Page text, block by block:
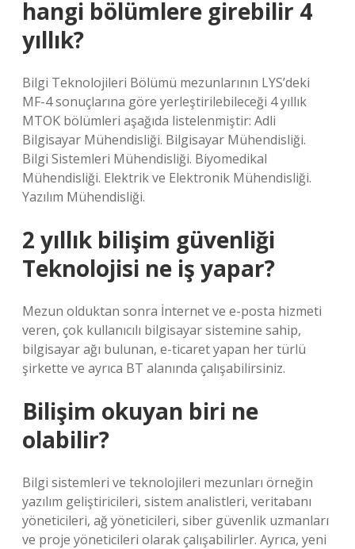
hangi bölümlere girebilir 4
yıllık?
Bilgi Teknolojileri Bölümü mezunlarının LYS’deki
MF-4 sonuçlarına göre yerleştirilebileceği 4 yıllık
MTOK bölümleri aşağıda listelenmiştir: Adli
Bilgisayar Mühendisliği. Bilgisayar Mühendisliği.
Bilgi Sistemleri Mühendisliği. Biyomedikal
Mühendisliği. Elektrik ve Elektronik Mühendisliği.
Yazılım Mühendisliği.
2 yıllık bilişim güvenliği
Teknolojisi ne iş yapar?
Mezun olduktan sonra İnternet ve e-posta hizmeti
veren, çok kullanıcılı bilgisayar sistemine sahip,
bilgisayar ağı bulunan, e-ticaret yapan her türlü
şirkette ve ayrıca BT alanında çalışabilirsiniz.
Bilişim okuyan biri ne
olabilir?
Bilgi sistemleri ve teknolojileri mezunları örneğin
yazılım geliştiricileri, sistem analistleri, veritabanı
yöneticileri, ağ yöneticileri, siber güvenlik uzmanları
ve proje yöneticileri olarak çalışabilirler. Ayrıca, yeni